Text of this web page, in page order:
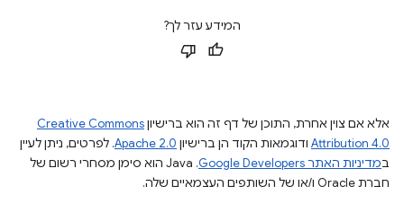
המידע עזר לך?
אלא אם צוין אחרת, התוכן של דף זה הוא ברישיוןCreative Commons
Attribution 4.0 ודוגמאות הקוד הן ברישיון Apache 2.0. לפרטים, ניתן לעיין
במדיניות האתר Google Developers‏
.‏ Java הוא סימן מסחרי רשום של
חברת Oracle ו/או של השותפים העצמאיים שלה.